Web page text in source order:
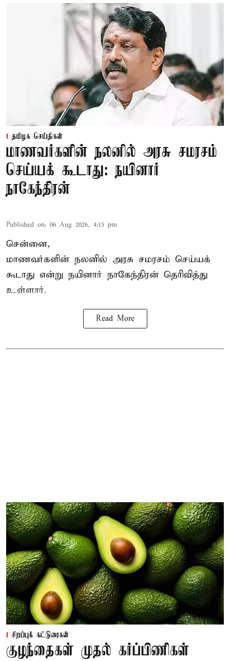
தமிழக செய்திகள்
மாணவர்களின் நலனில் அரசு சமரசம்
செய்யக் கூடாது: நயினார்
நாகேந்திரன்
Published on: 06 Aug 2026, 4:15 pm
சென்னை,
மாணவர்களின் நலனில் அரசு சமரசம் செய்யக்
கூடாது என்று நயினார் நாகேந்திரன் தெரிவித்து
உள்ளார்.
Read More
சிறப்புக் கட்டுரைகள்
குழந்தைகள் முதல் கர்ப்பிணிகள்